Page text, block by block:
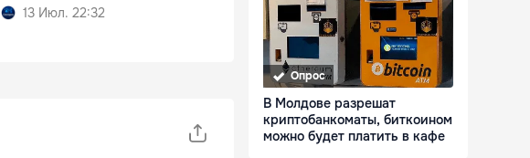
13 Июл. 22:32
Опрос
В Молдове разрешат
криптобанкоматы, биткоином
можно будет платить в кафе